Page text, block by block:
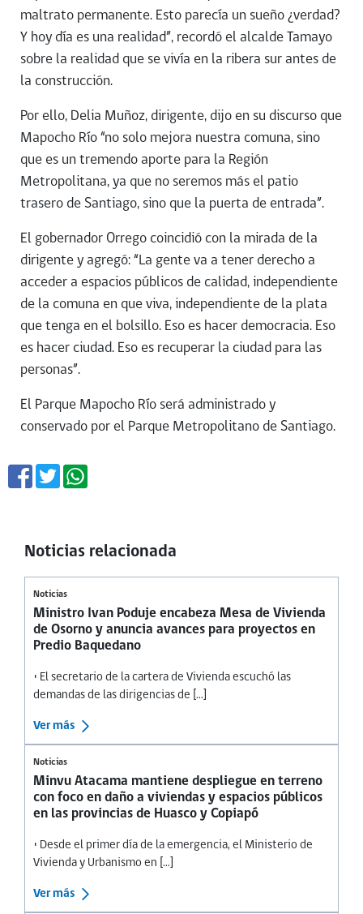
maltrato permanente. Esto parecía un sueño ¿verdad?
Y hoy día es una realidad”, recordó el alcalde Tamayo
sobre la realidad que se vivía en la ribera sur antes de
la construcción.
Por ello, Delia Muñoz, dirigente, dijo en su discurso que
Mapocho Río “no solo mejora nuestra comuna, sino
que es un tremendo aporte para la Región
Metropolitana, ya que no seremos más el patio
trasero de Santiago, sino que la puerta de entrada”.
El gobernador Orrego coincidió con la mirada de la
dirigente y agregó: “La gente va a tener derecho a
acceder a espacios públicos de calidad, independiente
de la comuna en que viva, independiente de la plata
que tenga en el bolsillo. Eso es hacer democracia. Eso
es hacer ciudad. Eso es recuperar la ciudad para las
personas”.
El Parque Mapocho Río será administrado y
conservado por el Parque Metropolitano de Santiago.
Noticias relacionada
Noticias
Ministro Ivan Poduje encabeza Mesa de Vivienda
de Osorno y anuncia avances para proyectos en
Predio Baquedano
• El secretario de la cartera de Vivienda escuchó las
demandas de las dirigencias de [...]
Ver más
Noticias
Minvu Atacama mantiene despliegue en terreno
con foco en daño a viviendas y espacios públicos
en las provincias de Huasco y Copiapó
• Desde el primer día de la emergencia, el Ministerio de
Vivienda y Urbanismo en [...]
Ver más